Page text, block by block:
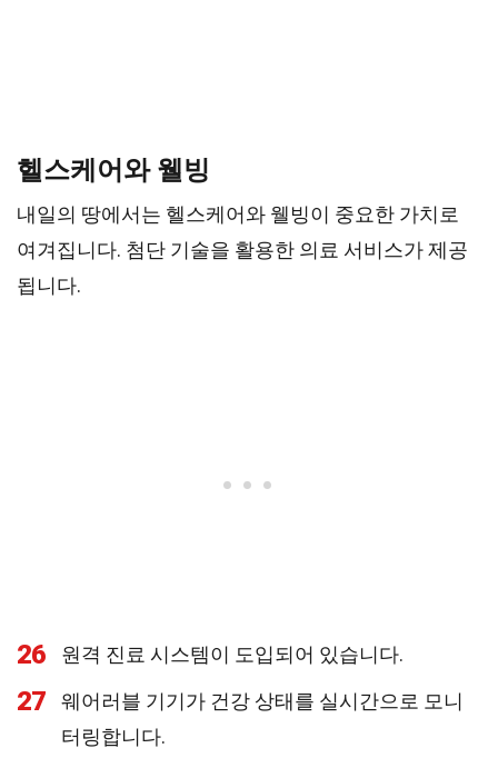
헬스케어와 웰빙
내일의 땅에서는 헬스케어와 웰빙이 중요한 가치로
여겨집니다. 첨단 기술을 활용한 의료 서비스가 제공
됩니다.
26 원격 진료 시스템이 도입되어 있습니다.
27
웨어러블 기기가 건강 상태를 실시간으로 모니
터링합니다.